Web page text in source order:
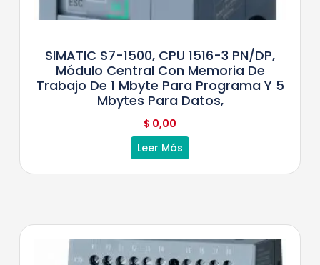
SIMATIC S7-1500, CPU 1516-3 PN/DP,
Módulo Central Con Memoria De
Trabajo De 1 Mbyte Para Programa Y 5
Mbytes Para Datos,
$ 0,00
Leer Más